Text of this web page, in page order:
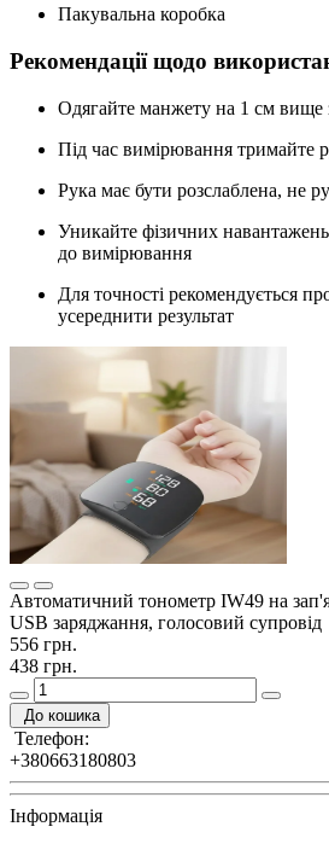
Пакувальна коробка
Рекомендації щодо
Одягайте манжету на 1 см вище
Під час вимірювання тримайте
Рука має бути розслаблена, не
Уникайте фізичних
до вимірювання
Для точності рекомендується
усереднити результат
Автоматичний тонометр IW49 на
USB заряджання, голосовий супровід
556 грн.
438 грн.
До кошика
Телефон:
+380663180803
Інформація